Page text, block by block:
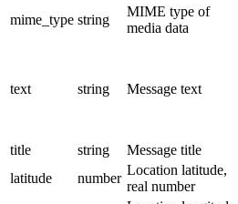
mime_type string
MIME type of
media data
text string Message text
title
string Message title
latitude
number
Location latitude,
real number